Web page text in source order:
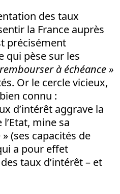
des taux
la France auprès
précisément
qui pèse sur les
à échéance »
Or le cercle vicieux,
connu :
d’intérêt aggrave la
mine sa
(ses capacités de
a pour effet
taux d’intérêt – et